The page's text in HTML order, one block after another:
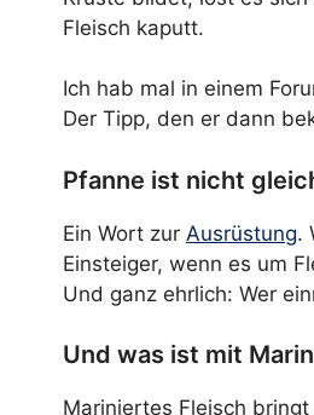
Fleisch kaputt.
Ich hab mal in einem
Der Tipp, den er dann
Pfanne ist nicht
Ein Wort zur Ausrüstung.
Einsteiger, wenn es um
Und ganz ehrlich: Wer
Und was ist mit
Mariniertes Fleisch